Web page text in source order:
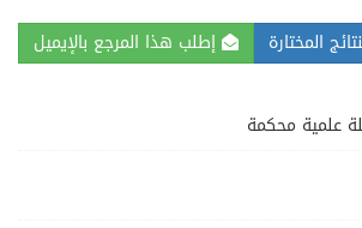
المختارة إطلب هذا المرجع بالإيميل
علمية محكمة